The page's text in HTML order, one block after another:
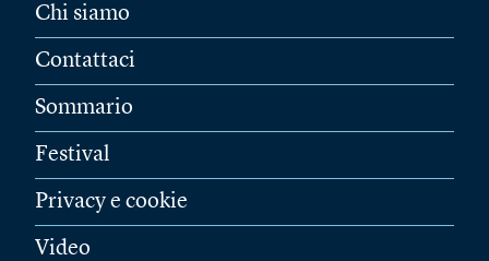
Chi siamo
Contattaci
Sommario
Festival
Privacy e cookie
Video